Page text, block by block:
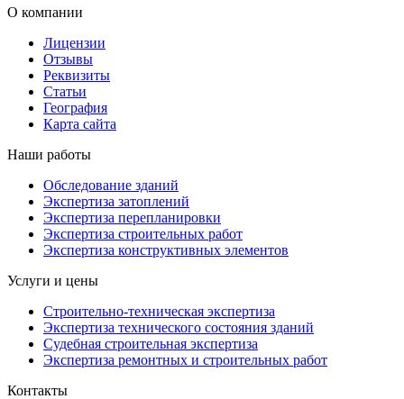
О компании
Лицензии
Отзывы
Реквизиты
Статьи
География
Карта сайта
Наши работы
Обследование зданий
Экспертиза затоплений
Экспертиза перепланировки
Экспертиза строительных работ
Экспертиза конструктивных элементов
Услуги и цены
Строительно-техническая экспертиза
Экспертиза технического состояния зданий
Судебная строительная экспертиза
Экспертиза ремонтных и строительных работ
Контакты